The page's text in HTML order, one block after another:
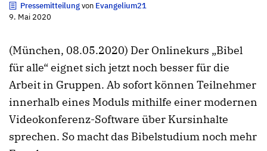
Pressemitteilungvon Evangelium21
9. Mai 2020
(München, 08.05.2020) Der Onlinekurs „Bibel
für alle“ eignet sich jetzt noch besser für die
Arbeit in Gruppen. Ab sofort können Teilnehmer
innerhalb eines Moduls mithilfe einer modernen
Videokonferenz-Software über Kursinhalte
sprechen. So macht das Bibelstudium noch mehr